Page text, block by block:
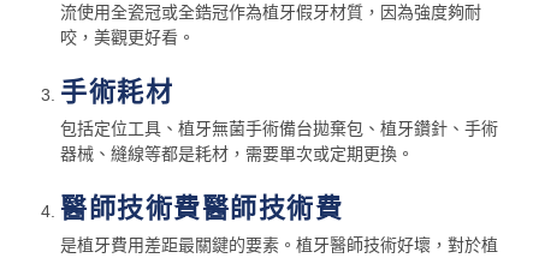
流使用全瓷冠或全鋯冠作為植牙假牙材質，因為強度夠耐
咬，美觀更好看。
手術耗材
包括定位工具、植牙無菌手術備台拋棄包、植牙鑽針、手術
器械、縫線等都是耗材，需要單次或定期更換。
醫師技術費醫師技術費
是植牙費用差距最關鍵的要素。植牙醫師技術好壞，對於植